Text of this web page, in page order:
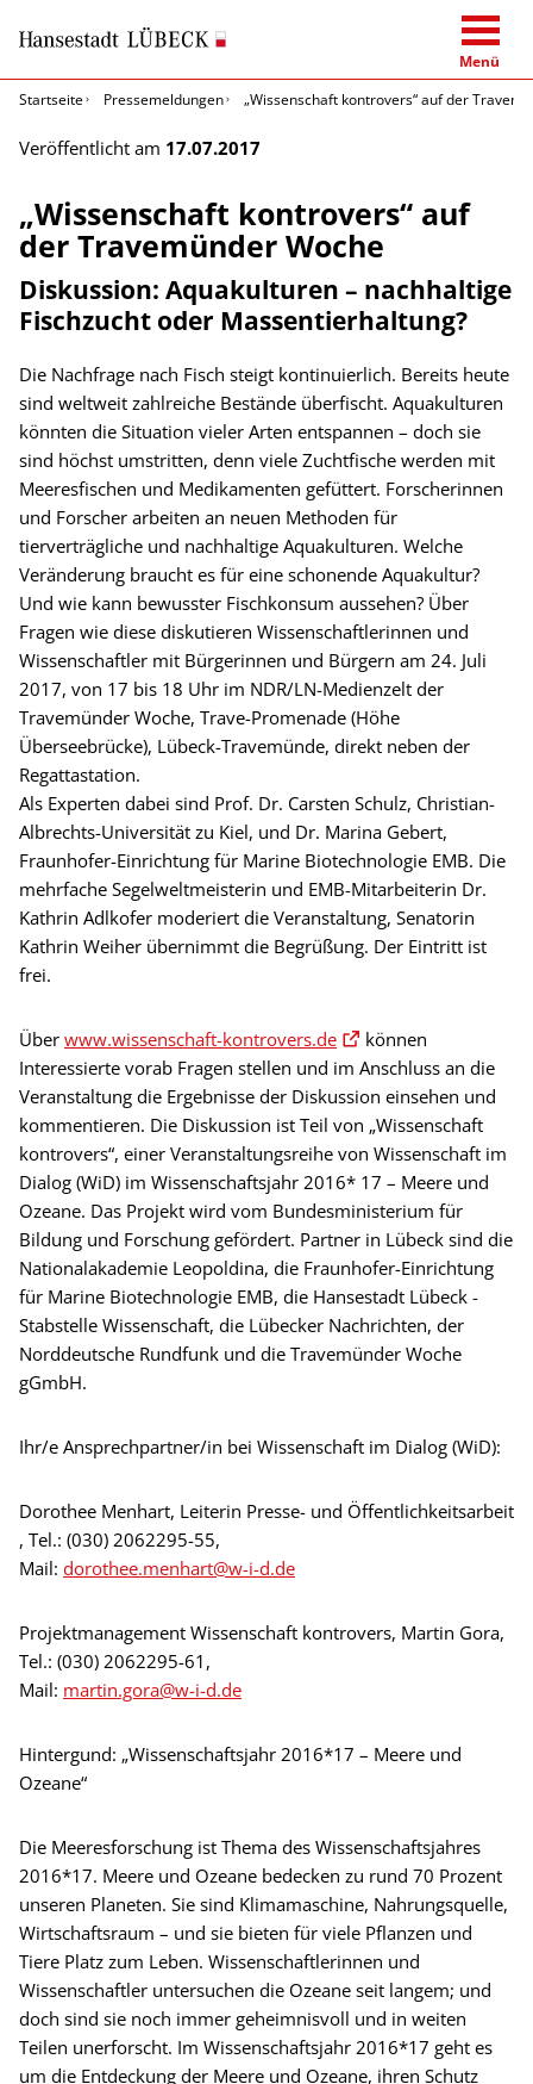
Menü
Startseite
Pressemeldungen „Wissenschaft kontrovers“ auf der
Veröffentlicht am 17.07.2017
„Wissenschaft kontrovers“ auf
der Travemünder Woche
Diskussion: Aquakulturen – nachhaltige
Fischzucht oder Massentierhaltung?
Die Nachfrage nach Fisch steigt kontinuierlich. Bereits heute
sind weltweit zahlreiche Bestände überfischt. Aquakulturen
könnten die Situation vieler Arten entspannen – doch sie
sind höchst umstritten, denn viele Zuchtfische werden mit
Meeresfischen und Medikamenten gefüttert. Forscherinnen
und Forscher arbeiten an neuen Methoden für
tierverträgliche und nachhaltige Aquakulturen. Welche
Veränderung braucht es für eine schonende Aquakultur?
Und wie kann bewusster Fischkonsum aussehen? Über
Fragen wie diese diskutieren Wissenschaftlerinnen und
Wissenschaftler mit Bürgerinnen und Bürgern am 24. Juli
2017, von 17 bis 18 Uhr im NDR/LN-Medienzelt der
Travemünder Woche, Trave-Promenade (Höhe
Überseebrücke), Lübeck-Travemünde, direkt neben der
Regattastation.
Als Experten dabei sind Prof. Dr. Carsten Schulz, Christian-
Albrechts-Universität zu Kiel, und Dr. Marina Gebert,
Fraunhofer-Einrichtung für Marine Biotechnologie EMB. Die
mehrfache Segelweltmeisterin und EMB-Mitarbeiterin Dr.
Kathrin Adlkofer moderiert die Veranstaltung, Senatorin
Kathrin Weiher übernimmt die Begrüßung. Der Eintritt ist
frei.
Über www.wissenschaft-kontrovers.de
können
Interessierte vorab Fragen stellen und im Anschluss an die
Veranstaltung die Ergebnisse der Diskussion einsehen und
kommentieren. Die Diskussion ist Teil von „Wissenschaft
kontrovers“, einer Veranstaltungsreihe von Wissenschaft im
Dialog (WiD) im Wissenschaftsjahr 2016* 17 – Meere und
Ozeane. Das Projekt wird vom Bundesministerium für
Bildung und Forschung gefördert. Partner in Lübeck sind die
Nationalakademie Leopoldina, die Fraunhofer-Einrichtung
für Marine Biotechnologie EMB, die Hansestadt Lübeck -
Stabstelle Wissenschaft, die Lübecker Nachrichten, der
Norddeutsche Rundfunk und die Travemünder Woche
gGmbH.
Ihr/e Ansprechpartner/in bei Wissenschaft im Dialog (WiD):
Dorothee Menhart, Leiterin Presse- und Öffentlichkeitsarbeit
, Tel.: (030) 2062295-55,
Mail: dorothee.menhart@w-i-d.de
Projektmanagement Wissenschaft kontrovers, Martin Gora,
Tel.: (030) 2062295-61,
Mail: martin.gora@w-i-d.de
Hintergund: „Wissenschaftsjahr 2016*17 – Meere und
Ozeane“
Die Meeresforschung ist Thema des Wissenschaftsjahres
2016*17. Meere und Ozeane bedecken zu rund 70 Prozent
unseren Planeten. Sie sind Klimamaschine, Nahrungsquelle,
Wirtschaftsraum – und sie bieten für viele Pflanzen und
Tiere Platz zum Leben. Wissenschaftlerinnen und
Wissenschaftler untersuchen die Ozeane seit langem; und
doch sind sie noch immer geheimnisvoll und in weiten
Teilen unerforscht. Im Wissenschaftsjahr 2016*17 geht es
um die Entdeckung der Meere und Ozeane, ihren Schutz